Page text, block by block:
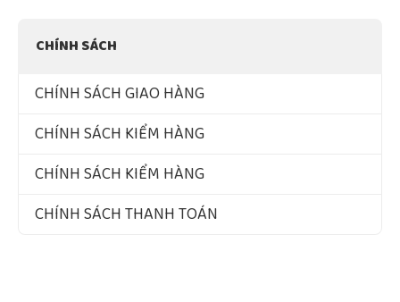
CHÍNH SÁCH
CHÍNH SÁCH GIAO HÀNG
CHÍNH SÁCH KIỂM HÀNG
CHÍNH SÁCH KIỂM HÀNG
CHÍNH SÁCH THANH TOÁN